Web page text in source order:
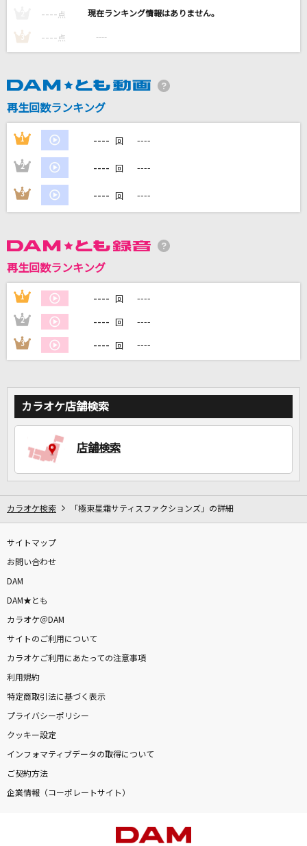
[生音]ドライフラワー
アイネクライネ
米津玄師
もっと見る
カラオケ最新情報をチェック！
DAMに会員登録・ログインして
カラオケをもっと楽しもう！
---- 点 ----
3 ---- 点 ----
再生回数ランキング
1 ---- 回 ----
2 ---- 回 ----
3 ---- 回 ----
再生回数ランキング
1 ---- 回 ----
2 ---- 回 ----
3 ---- 回 ----
カラオケ店舗検索
店舗検索
カラオケ検索 「極東星霜サティスファクションズ」の詳細
サイトマップ
お問い合わせ
DAM
DAM★とも
カラオケ＠DAM
サイトのご利用について
カラオケご利用にあたっての注意事項
利用規約
特定商取引法に基づく表示
プライバシーポリシー
クッキー設定
インフォマティブデータの取得について
ご契約方法
企業情報（コーポレートサイト）